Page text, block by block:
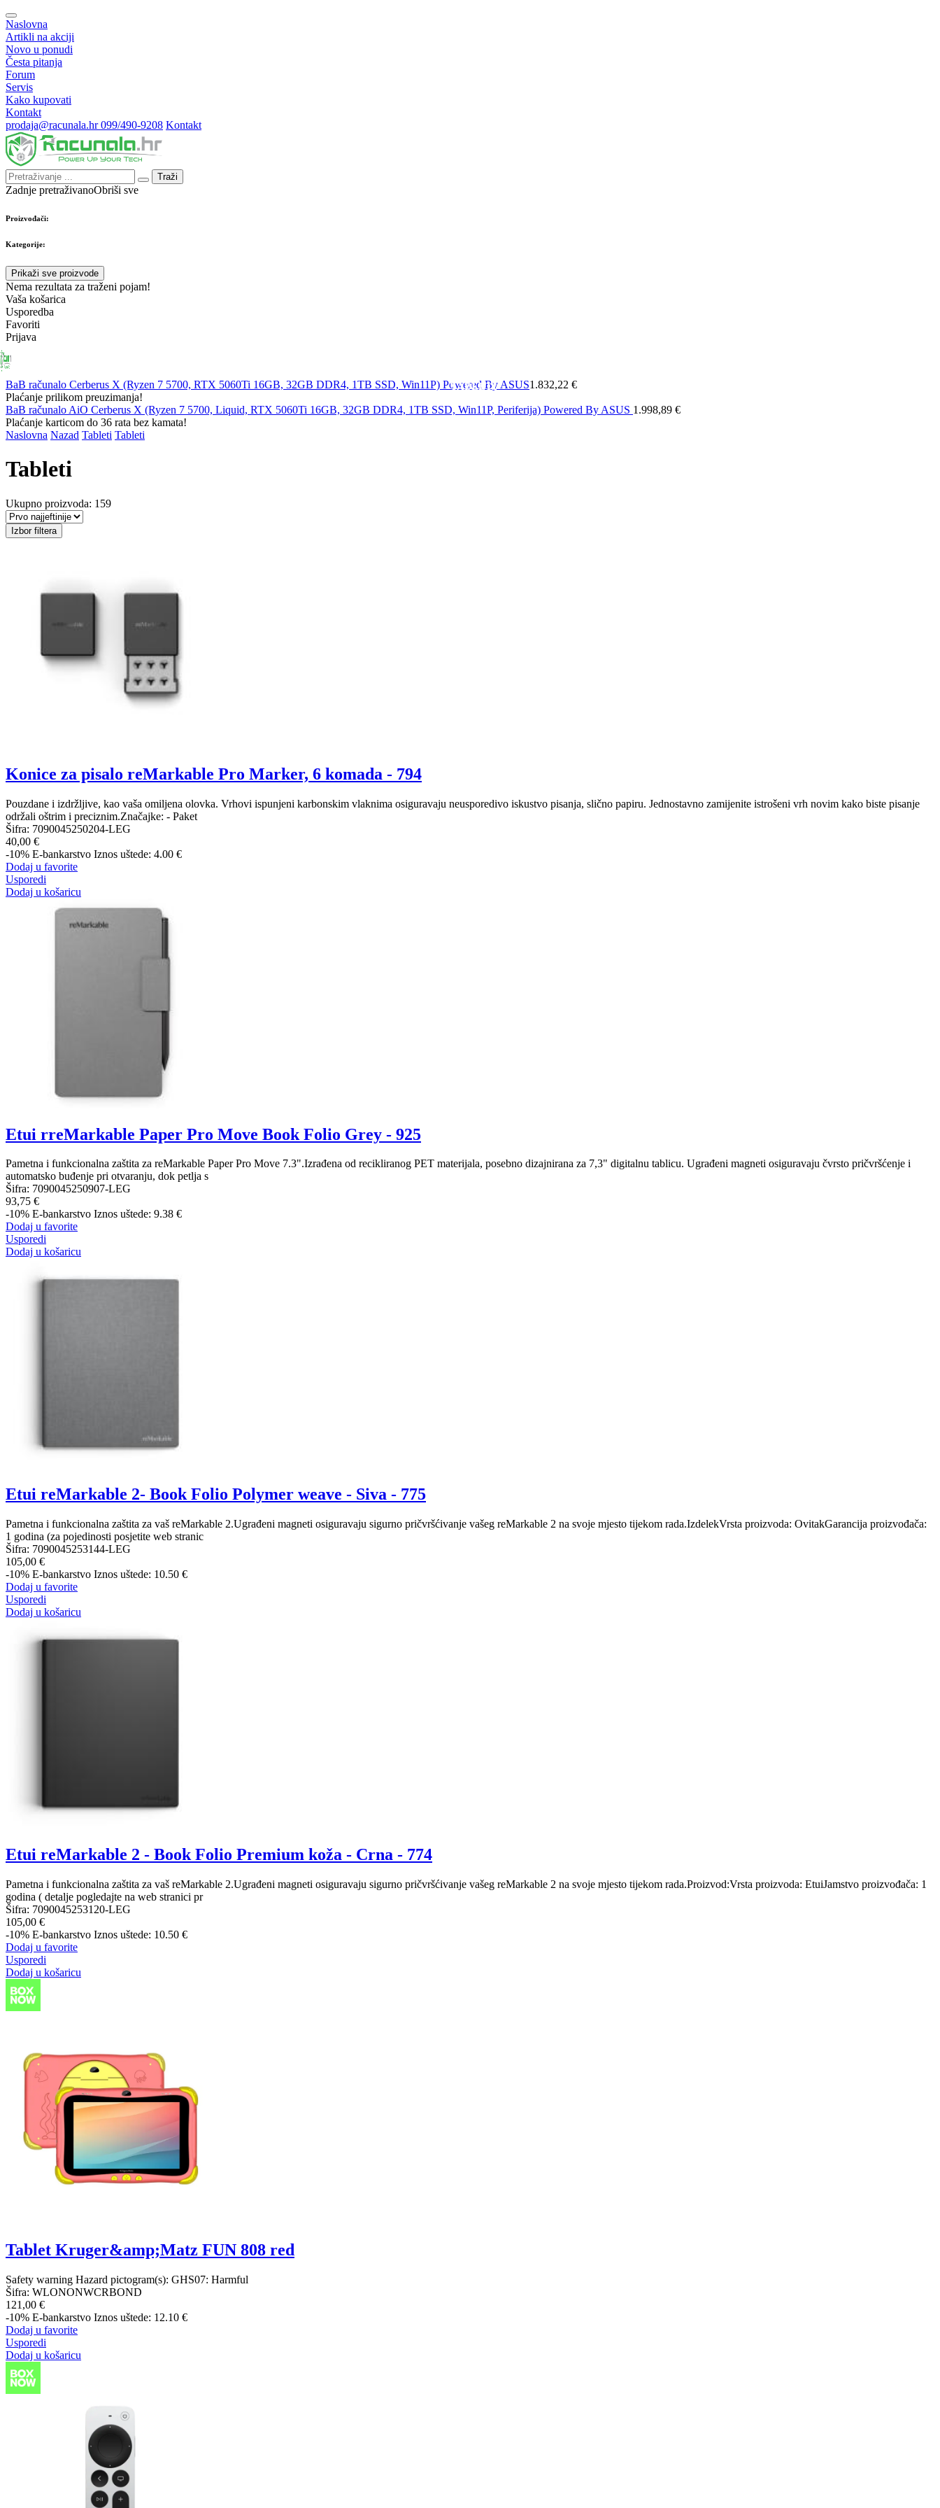
Naslovna
Artikli na akciji
Novo u ponudi
Česta pitanja
Forum
Servis
Kako kupovati
Kontakt
prodaja@racunala.hr099/490-9208 Kontakt
Traži
Zadnje pretraživanoObriši sve
Proizvođači:
Kategorije:
Prikaži sve proizvode
Nema rezultata za traženi pojam!
Vaša košarica
Usporedba
Favoriti
Prijava
TABLETI
BaB računalo Cerberus X (Ryzen 7 5700, RTX 5060Ti 16GB, 32GB DDR4, 1TB SSD, Win11P) Powered By ASUS1.832,22 €
Plaćanje prilikom preuzimanja!
BaB računalo AiO Cerberus X (Ryzen 7 5700, Liquid, RTX 5060Ti 16GB, 32GB DDR4, 1TB SSD, Win11P, Periferija) Powered By ASUS 1.998,89 €
Plaćanje karticom do 36 rata bez kamata!
Naslovna Nazad Tableti Tableti
Tableti
Ukupno proizvoda: 159
Izbor filtera
Konice za pisalo reMarkable Pro Marker, 6 komada - 794
Pouzdane i izdržljive, kao vaša omiljena olovka. Vrhovi ispunjeni karbonskim vlaknima osiguravaju neusporedivo iskustvo pisanja, slično papiru. Jednostavno zamijenite istrošeni vrh novim kako biste pisanje
održali oštrim i preciznim.Značajke: - Paket
Šifra: 7090045250204-LEG
40,00 €
-10% E-bankarstvo Iznos uštede: 4.00 €
Dodaj u favorite
Usporedi
Dodaj u košaricu
Etui rreMarkable Paper Pro Move Book Folio Grey - 925
Pametna i funkcionalna zaštita za reMarkable Paper Pro Move 7.3".Izrađena od recikliranog PET materijala, posebno dizajnirana za 7,3" digitalnu tablicu. Ugrađeni magneti osiguravaju čvrsto pričvršćenje i
automatsko buđenje pri otvaranju, dok petlja s
Šifra: 7090045250907-LEG
93,75 €
-10% E-bankarstvo Iznos uštede: 9.38 €
Dodaj u favorite
Usporedi
Dodaj u košaricu
Etui reMarkable 2- Book Folio Polymer weave - Siva - 775
Pametna i funkcionalna zaštita za vaš reMarkable 2.Ugrađeni magneti osiguravaju sigurno pričvršćivanje vašeg reMarkable 2 na svoje mjesto tijekom rada.IzdelekVrsta proizvoda: OvitakGarancija proizvođača:
1 godina (za pojedinosti posjetite web stranic
Šifra: 7090045253144-LEG
105,00 €
-10% E-bankarstvo Iznos uštede: 10.50 €
Dodaj u favorite
Usporedi
Dodaj u košaricu
Etui reMarkable 2 - Book Folio Premium koža - Crna - 774
Pametna i funkcionalna zaštita za vaš reMarkable 2.Ugrađeni magneti osiguravaju sigurno pričvršćivanje vašeg reMarkable 2 na svoje mjesto tijekom rada.Proizvod:Vrsta proizvoda: EtuiJamstvo proizvođača: 1
godina ( detalje pogledajte na web stranici pr
Šifra: 7090045253120-LEG
105,00 €
-10% E-bankarstvo Iznos uštede: 10.50 €
Dodaj u favorite
Usporedi
Dodaj u košaricu
Tablet Kruger&amp;Matz FUN 808 red
Safety warning Hazard pictogram(s): GHS07: Harmful
Šifra: WLONONWCRBOND
121,00 €
-10% E-bankarstvo Iznos uštede: 12.10 €
Dodaj u favorite
Usporedi
Dodaj u košaricu